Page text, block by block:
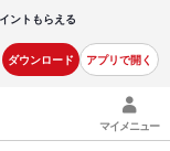
ントもらえる
ダウンロード アプリで開く
マイメニュー